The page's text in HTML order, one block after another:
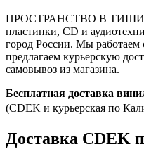
ПРОСТРАНСТВО В
пластинки, CD и
город России. Мы работаем
предлагаем курьерскую
самовывоз из магазина.
Бесплатная доставка
(CDEK и курьерская по
Доставка CDEK